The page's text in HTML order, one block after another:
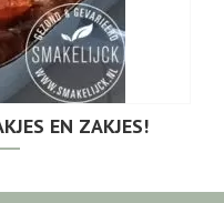
EN ZAKJES!